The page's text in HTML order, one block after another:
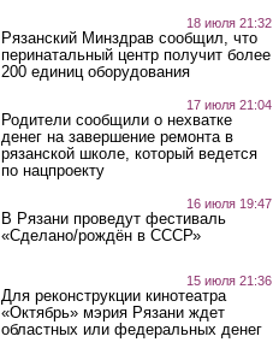
18 июля 21:32
Рязанский Минздрав сообщил, что
перинатальный центр получит более
200 единиц оборудования
17 июля 21:04
Родители сообщили о нехватке
денег на завершение ремонта в
рязанской школе, который ведется
по нацпроекту
16 июля 19:47
В Рязани проведут фестиваль
«Сделано/рождён в СССР»
15 июля 21:36
Для реконструкции кинотеатра
«Октябрь» мэрия Рязани ждет
областных или федеральных денег